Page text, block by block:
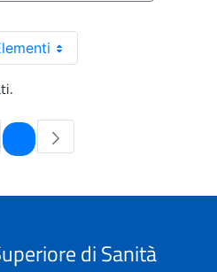
Pagina
di Sanità